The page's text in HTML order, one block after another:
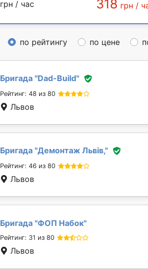
грн / час 318 грн /
по рейтингу по цене
Бригада "Dad-Build"
Рейтинг: 48 из 80
Львов
Бригада "Демонтаж Львів,"
Рейтинг: 46 из 80
Львов
Бригада "ФОП Набок"
Рейтинг: 31 из 80
Львов